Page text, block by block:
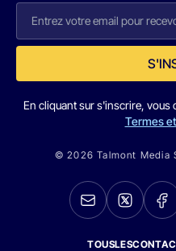
En cliquant sur s'inscrire, vous
Termes
© 2026 Talmont Media